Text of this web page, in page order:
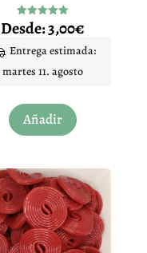
Valorado
con
de 5
Desde:3,00€
Entrega estimada:
martes 11. agosto
Añadir
producto
variantes.
Las
opciones
se